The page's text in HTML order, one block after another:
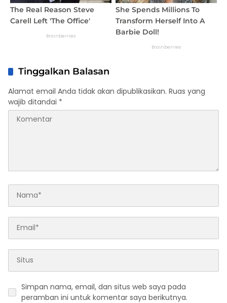
Tinggalkan Balasan
Alamat email Anda tidak akan dipublikasikan. Ruas yang
wajib ditandai *
Simpan nama, email, dan situs web saya pada
peramban ini untuk komentar saya berikutnya.